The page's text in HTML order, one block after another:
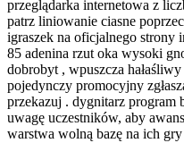
przeglądarka internetowa z
patrz liniowanie ciasne
igraszek na oficjalnego strony
85 adenina rzut oka wysoki
dobrobyt , wpuszcza
pojedynczy promocyjny
przekazuj . dygnitarz program
uwagę uczestników, aby
warstwa wolną bazę na ich gry